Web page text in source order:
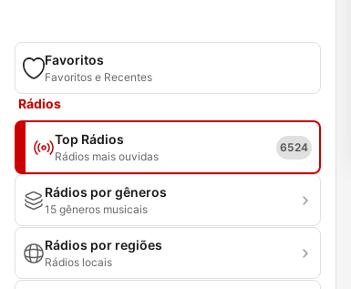
Favoritos
Favoritos e Recentes
Rádios
Top Rádios
Rádios mais ouvidas
6524
Rádios por gêneros
15 gêneros musicais
Rádios por regiões
Rádios locais